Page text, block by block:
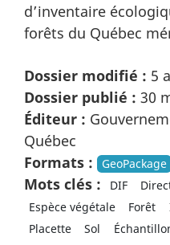
d’inventaire
forêts du Québec
Dossier modifié : 5
Dossier publié : 30
Éditeur :
Québec
Formats :
GeoPackage
Mots clés : DIF
Espèce végétale
Forêt
Placette
Sol